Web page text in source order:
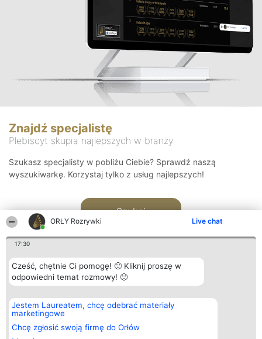
ORŁY Rozrywki Live chat
17:30
Cześć, chętnie Ci pomogę! 🙂 Kliknij proszę w
odpowiedni temat rozmowy! 🙂
Jestem Laureatem, chcę odebrać materiały
marketingowe
Chcę zgłosić swoją firmę do Orłów
Znajdź specjalistę
Plebiscyt skupia najlepszych w branży
Szukasz specjalisty w pobliżu Ciebie? Sprawdź naszą
wyszukiwarkę. Korzystaj tylko z usług najlepszych!
Szukaj
Organizator plebiscytu
Bright Side Solutions sp. z o.
o. sp. k.
ul. Ruska 22
Wrocław 50-079
Plebiscyt
Laureaci
wszystkich
Laureatów
Kontakt
Kontakt